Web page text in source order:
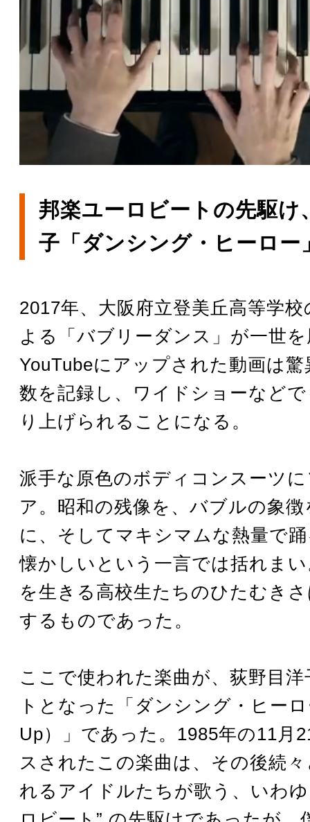
邦楽ユーロビートの先駆け
子「ダンシング・ヒーロー
2017年、大阪府立登美丘高等学
よる「バブリーダンス」が一世
YouTubeにアップされた動画は驚
数を記録し、ワイドショーなど
り上げられることになる。
派手な原色のボディコンスーツ
ア。昭和の残像を、バブルの象
に、そしてマキシマムな熱量で
懐かしいという一言では括れま
を生きる高校生たちのひたむき
するものであった。
ここで使われた楽曲が、荻野目
トとなった「ダンシング・ヒー
Up）」であった。1985年の11月
スされたこの楽曲は、その後続
れるアイドルたちが歌う、いわ